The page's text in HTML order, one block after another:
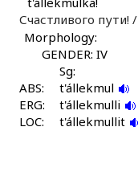
t'álas
t'álatːut
t'államatbos
t'állek
Счастливого пути! /
Morphology:
GENDER: IV
Sg:
ABS:
t'állekmul
ERG:
t'állekmulli
LOC:
t'állekmullit